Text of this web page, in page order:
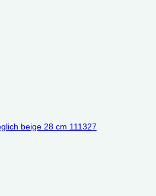
beige 28 cm 111327